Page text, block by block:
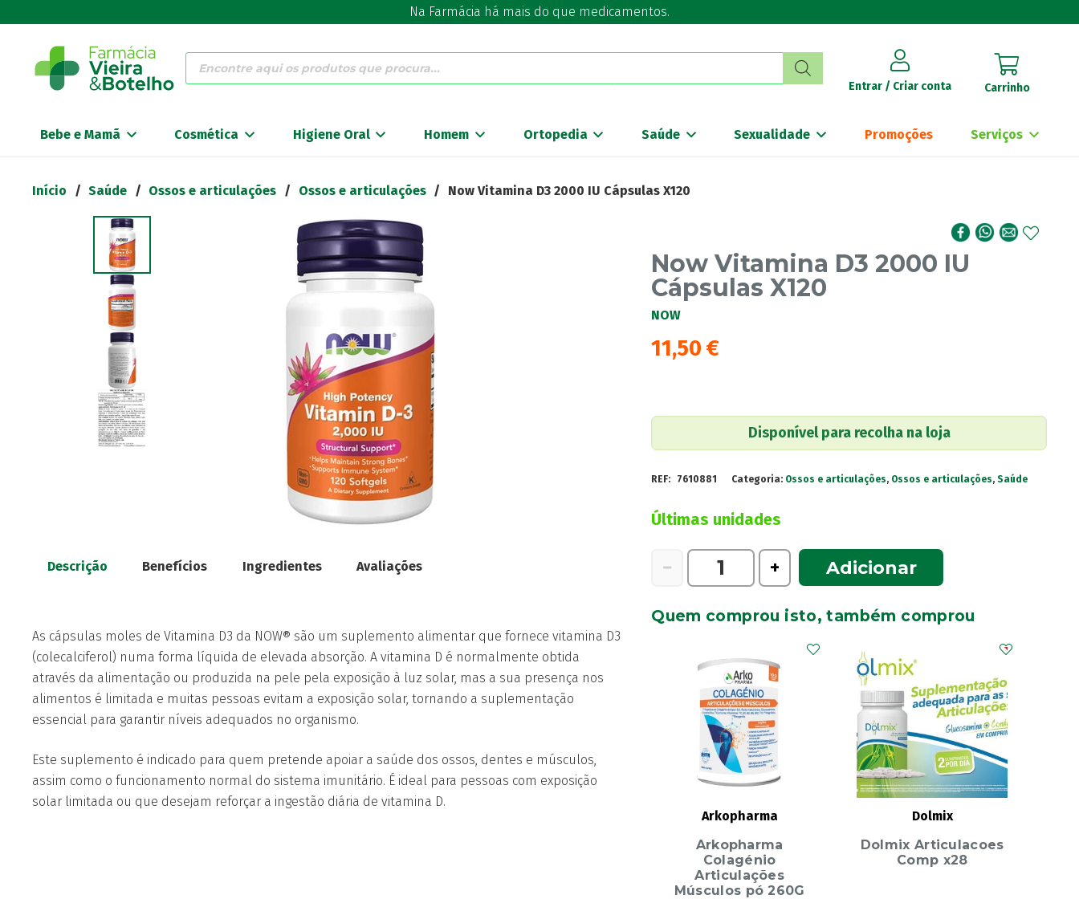
Na Farmácia há mais do que medicamentos.
Products
search
Entrar / Criar conta Carrinho
Bebe e Mamã Cosmética Higiene Oral Homem Ortopedia Saúde Sexualidade Promoções Serviços
Início / Saúde / Ossos e articulações / Ossos e articulações / Now Vitamina D3 2000 IU Cápsulas X120
Descrição Benefícios Ingredientes Avaliações
As cápsulas moles de Vitamina D3 da NOW® são um suplemento alimentar que fornece vitamina D3
(colecalciferol) numa forma líquida de elevada absorção. A vitamina D é normalmente obtida
através da alimentação ou produzida na pele pela exposição à luz solar, mas a sua presença nos
alimentos é limitada e muitas pessoas evitam a exposição solar, tornando a suplementação
essencial para garantir níveis adequados no organismo.
Este suplemento é indicado para quem pretende apoiar a saúde dos ossos, dentes e músculos,
assim como o funcionamento normal do sistema imunitário. É ideal para pessoas com exposição
solar limitada ou que desejam reforçar a ingestão diária de vitamina D.
Now Vitamina D3 2000 IU
Cápsulas X120
NOW
11,50€
Disponível para recolha na loja
REF: 7610881 Categoria: Ossos e articulações, Ossos e articulações, Saúde
Últimas unidades
−
Quantidade
Vitamina
Cápsulas
+ Adicionar
Quem comprou isto, também comprou
Arkopharma
Arkopharma
Colagénio
Articulações
Músculos pó 260G
Dolmix
Dolmix Articulacoes
Comp x28